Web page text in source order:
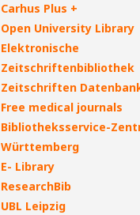
Carhus Plus +
Open University Library
Elektronische
Zeitschriftenbibliothek
Zeitschriften
Free medical journals
Bibliotheksservice-
Württemberg
E- Library
ResearchBib
UBL Leipzig